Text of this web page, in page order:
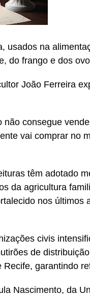
usados na
do frango e dos
João Ferreira
não consegue
vai comprar no
têm adotado
da agricultura
nos últimos
civis
de
garantindo
Nascimento, da